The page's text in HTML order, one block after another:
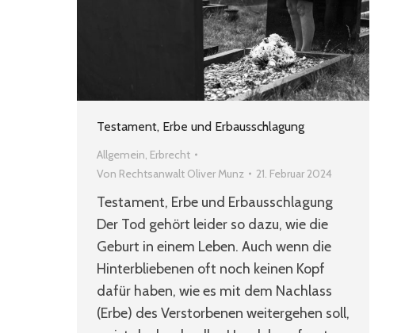
Testament, Erbe und Erbausschlagung
Allgemein, Erbrecht
Von Rechtsanwalt Oliver Munz 21. Februar 2024
Testament, Erbe und Erbausschlagung
Der Tod gehört leider so dazu, wie die
Geburt in einem Leben. Auch wenn die
Hinterbliebenen oft noch keinen Kopf
dafür haben, wie es mit dem Nachlass
(Erbe) des Verstorbenen weitergehen soll,